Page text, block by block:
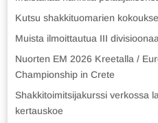
Kutsu shakkituomarien
Muista ilmoittautua III
Nuorten EM 2026 Kreetalla /
Championship in Crete
Shakkitoimitsijakurssi verkossa
kertauskoe